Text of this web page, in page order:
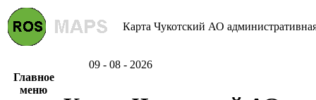
Карта Чукотский АО
09 - 08 - 2026
Главное
меню